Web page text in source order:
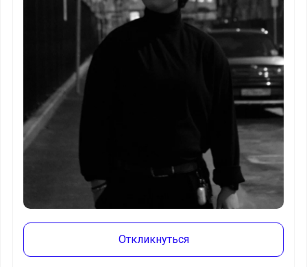
Откликнуться